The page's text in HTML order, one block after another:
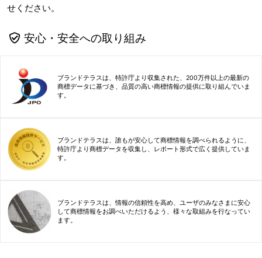
せください。
安心・安全への取り組み
ブランドテラスは、特許庁より収集された、200万件以上の最新の
商標データに基づき、品質の高い商標情報の提供に取り組んでいま
す。
ブランドテラスは、誰もが安心して商標情報を調べられるように、
特許庁より商標データを収集し、レポート形式で広く提供していま
す。
ブランドテラスは、情報の信頼性を高め、ユーザのみなさまに安心
して商標情報をお調べいただけるよう、様々な取組みを行なってい
ます。